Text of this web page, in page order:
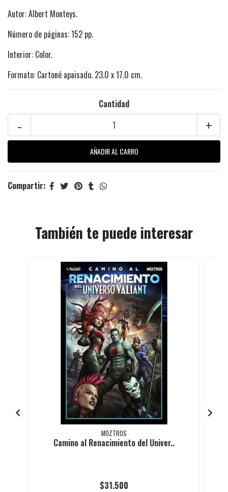
Autor: Albert Monteys.
Número de páginas: 152 pp.
Interior: Color.
Formato: Cartoné apaisado. 23.0 x 17.0 cm.
Cantidad
+
-
Compartir:
También te puede interesar
MOZTROS
Camino al Renacimiento del Univer..
$31.500